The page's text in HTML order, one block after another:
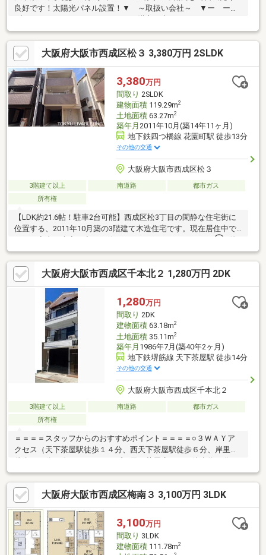
良好です！太陽光パネル設置！▼ ～取扱い会社～ ▼ー ー
です。大きな買い物だからこそ不安がいっぱい。当店ブルーホー
ムでは、お客様の不安が解消されるまでトコトンお付き合いしま
す。気になること、知りたいことは全てお調べしお伝えさせて頂
きます。何度でもお話をさせて頂きます。不動産や取引に精通し
たスタッフだからこそ見える点をお伝えさせて頂きます。不安な
まま購入を急ぎ失敗したく無い方は当社までお問合せ下さい。
大阪府大阪市西成区松３ 3,380万円 2SLDK
3,380万円
間取り 2SLDK
建物面積119.29m2
土地面積63.27m2
築年月 2011年10月(築14年11ヶ月)
地下鉄四つ橋線 花園町駅 徒歩13分
その他の交通
大阪府大阪市西成区松３
3階建て以上 南道路
都市ガス
所有権
【LDK約21.6帖！駐車2台可能】西成区松3丁目の閑静な住宅街に
位置する、2011年10月築の3階建て木造住宅です。現在居住中で
のLDKは、約21.6帖の広さを確保。ご家族全員が集まってもゆっ
たりとくつろげる、のびのびとした大空間です。 ②敷地内には
カースペースを2台分（※車種制限有）設けており、お車を複数台
お持ちのご家庭や、来客時にも大変便利です。 ■ 充実の周辺環境
（ライフインフォメーション）日々のお買い物から子育てまで、
生活に欠かせない施設が徒歩圏内に揃う恵まれた住環境です。
大阪府大阪市西成区千本北２ 1,280万円 2DK
1,280万円
間取り 2DK
建物面積63.18m2
土地面積35.11m2
築年月 1986年7月(築40年2ヶ月)
地下鉄堺筋線 天下茶屋駅 徒歩14分
その他の交通
大阪府大阪市西成区千本北２
3階建て以上 南道路
都市ガス
所有権
＝＝＝＝スタッフからのおすすめポイント＝＝＝＝○３ＷＡＹア
クセス（天下茶屋駅徒歩１４分、西天下茶屋駅徒歩６分、岸里駅
毎日のお買い物にも困りません〇南津守公園まで徒歩約４分○空
家につき、お気軽にご内覧ください！
大阪府大阪市西成区梅南３ 3,100万円 3LDK
3,100万円
間取り 3LDK
建物面積111.78m2